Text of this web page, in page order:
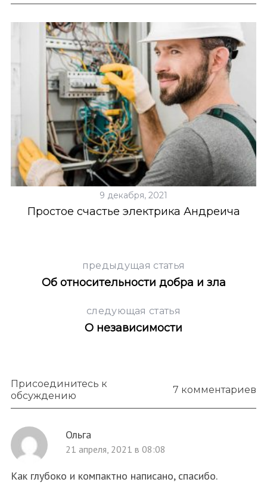
9 декабря, 2021
Простое счастье электрика Андреича
предыдущая статья
Об относительности добра и зла
следующая статья
О независимости
Присоединитесь к
обсуждению
7 комментариев
Ольга
21 апреля, 2021 в 08:08
Как глубоко и компактно написано, спасибо.